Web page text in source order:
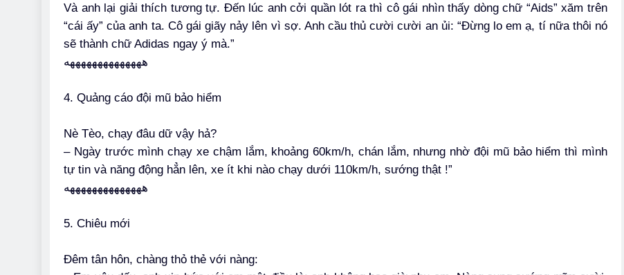
Và anh lại giải thích tương tự. Đến lúc anh cởi quần lót ra thì cô gái nhìn thấy dòng chữ “Aids” xăm trên
“cái ấy” của anh ta. Cô gái giãy nảy lên vì sợ. Anh cầu thủ cười cười an ủi: “Đừng lo em ạ, tí nữa thôi nó
sẽ thành chữ Adidas ngay ý mà.”
ههههههههههههههه
4. Quảng cáo đội mũ bảo hiểm
Nè Tèo, chạy đâu dữ vậy hả?
– Ngày trước mình chạy xe chậm lắm, khoảng 60km/h, chán lắm, nhưng nhờ đội mũ bảo hiểm thì mình
tự tin và năng động hẳn lên, xe ít khi nào chạy dưới 110km/h, sướng thật !”
ههههههههههههههه
5. Chiêu mới
Đêm tân hôn, chàng thỏ thẻ với nàng: